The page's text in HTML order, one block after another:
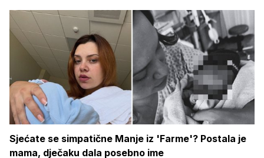
Sjećate se simpatične Manje iz 'Farme'? Postala je
mama, dječaku dala posebno ime